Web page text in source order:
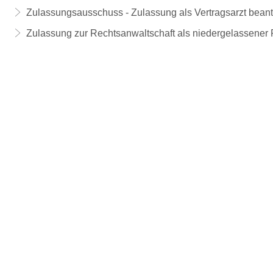
Zulassungsausschuss - Zulassung als Vertragsarzt
Zulassung zur Rechtsanwaltschaft als niedergelassener